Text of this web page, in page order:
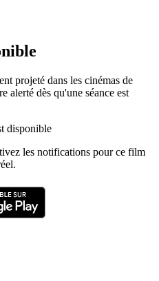
projeté dans les cinémas de
alerté dès qu'une séance est
disponible
les notifications pour ce film